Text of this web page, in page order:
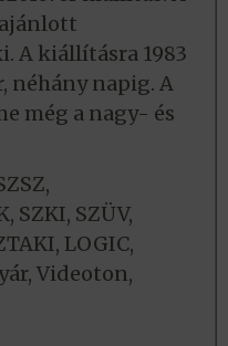
A kiállításra 1983
néhány napig. A
még a nagy- és
SZKI, SZÜV,
LOGIC,
Videoton,